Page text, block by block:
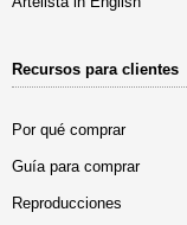
Recursos para clientes
Por qué comprar
Guía para comprar
Reproducciones